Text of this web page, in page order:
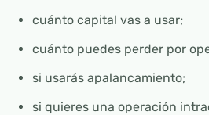
cuánto capital vas a usar;
cuánto puedes perder por
si usarás apalancamiento;
si quieres una operación